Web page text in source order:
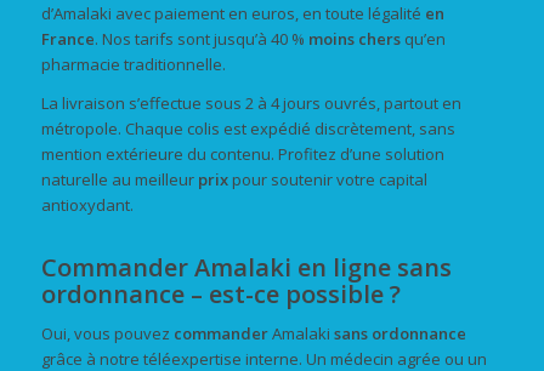
d’Amalaki avec paiement en euros, en toute légalité en
France. Nos tarifs sont jusqu’à 40 % moins chersqu’en
pharmacie traditionnelle.
La livraison s’effectue sous 2 à 4 jours ouvrés, partout en
métropole. Chaque colis est expédié discrètement, sans
mention extérieure du contenu. Profitez d’une solution
naturelle au meilleur prixpour soutenir votre capital
antioxydant.
Commander Amalaki en ligne sans
ordonnance – est-ce possible ?
Oui, vous pouvez commanderAmalaki sans ordonnance
grâce à notre téléexpertise interne. Un médecin agrée ou un